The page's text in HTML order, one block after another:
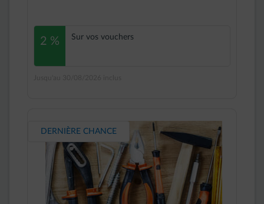
2 % Sur vos vouchers
DERNIÈRE CHANCE